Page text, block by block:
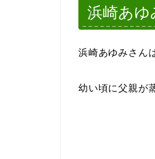
浜崎あゆ
浜崎あゆみさん
幼い頃に父親が